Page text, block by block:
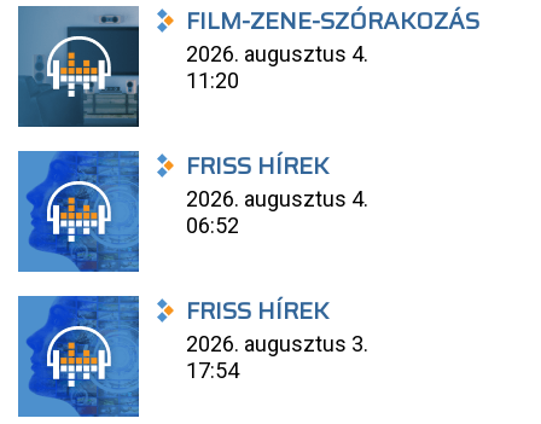
FILM-ZENE-SZÓRAKOZÁS
2026. augusztus 4.
11:20
FRISS HÍREK
2026. augusztus 4.
06:52
FRISS HÍREK
2026. augusztus 3.
17:54